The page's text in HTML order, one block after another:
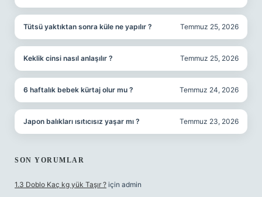
Tütsü yaktıktan sonra küle ne yapılır ? Temmuz 25, 2026
Keklik cinsi nasıl anlaşılır ? Temmuz 25, 2026
6 haftalık bebek kürtaj olur mu ? Temmuz 24, 2026
Japon balıkları ısıtıcısız yaşar mı ? Temmuz 23, 2026
SON YORUMLAR
1.3 Doblo Kaç kg yük Taşır ? için admin